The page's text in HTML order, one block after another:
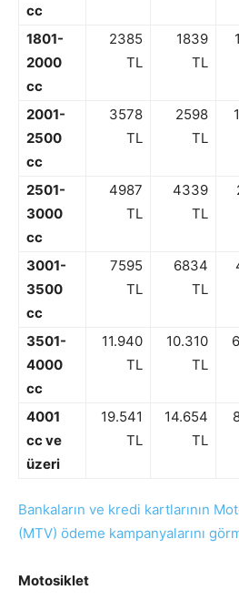
cc
1801-
2000
cc
2385
TL
1839
TL
2001-
2500
cc
3578
TL
2598
TL
2501-
3000
cc
4987
TL
4339
TL
3001-
3500
cc
7595
TL
6834
TL
3501-
4000
cc
11.940
TL
10.310
TL
4001
cc ve
üzeri
19.541
TL
14.654
TL
Bankaların ve kredi kartlarının
(MTV) ödeme kampanyalarını
Motosiklet